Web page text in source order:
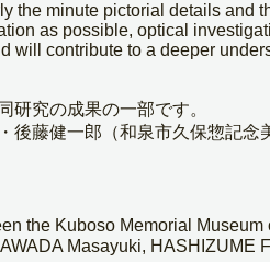
the minute pictorial details
as possible, optical
will contribute to a deeper
研究の成果の一部です。
藤健一郎（和泉市久保惣記念
the Kuboso Memorial
Masayuki,